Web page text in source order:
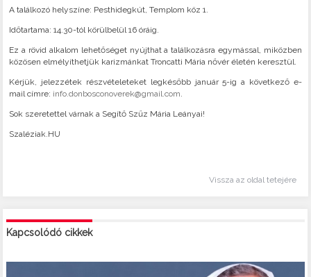
A találkozó helyszíne: Pesthidegkút, Templom köz 1.
Időtartama: 14.30-tól körülbelül 16 óráig.
Ez a rövid alkalom lehetőséget nyújthat a találkozásra egymással, miközben
közösen elmélyíthetjük karizmánkat Troncatti Mária nővér életén keresztül.
Kérjük, jelezzétek részvételeteket legkésőbb január 5-ig a következő e-
mail címre: info.donbosconoverek@gmail.com.
Sok szeretettel várnak a Segítő Szűz Mária Leányai!
Szaléziak.HU
Vissza az oldal tetejére
Kapcsolódó cikkek